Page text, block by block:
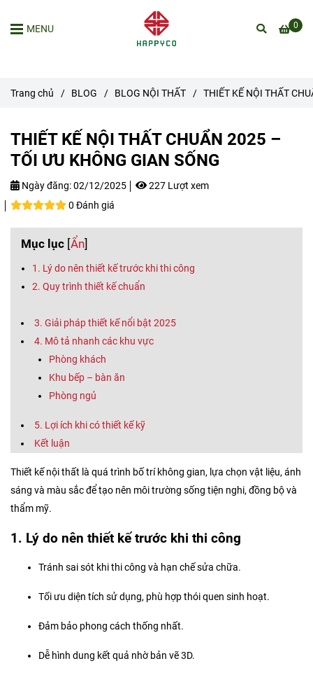
0
MENU
Trang chủ / BLOG / BLOG NỘI THẤT / THIẾT KẾ NỘI THẤT
THIẾT KẾ NỘI THẤT CHUẨN 2025 –
TỐI ƯU KHÔNG GIAN SỐNG
Ngày đăng:02/12/2025
227 Lượt xem
0 Đánh giá
Mục lục [Ẩn]
1. Lý do nên thiết kế trước khi thi công
2. Quy trình thiết kế chuẩn
3. Giải pháp thiết kế nổi bật 2025
4. Mô tả nhanh các khu vực
Phòng khách
Khu bếp – bàn ăn
Phòng ngủ
5. Lợi ích khi có thiết kế kỹ
Kết luận
Thiết kế nội thất là quá trình bố trí không gian, lựa chọn vật liệu, ánh
sáng và màu sắc để tạo nên môi trường sống tiện nghi, đồng bộ và
thẩm mỹ.
1. Lý do nên thiết kế trước khi thi công
Tránh sai sót khi thi công và hạn chế sửa chữa.
Tối ưu diện tích sử dụng, phù hợp thói quen sinh hoạt.
Đảm bảo phong cách thống nhất.
Dễ hình dung kết quả nhờ bản vẽ 3D.